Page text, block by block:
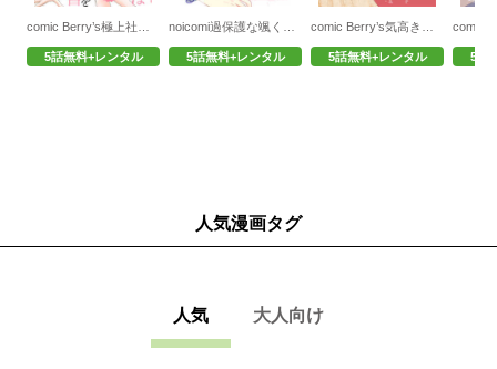
5話無料+レンタル 5話無料+レンタル 5話無料+レンタル 5話
人気漫画タグ
人気 大人向け